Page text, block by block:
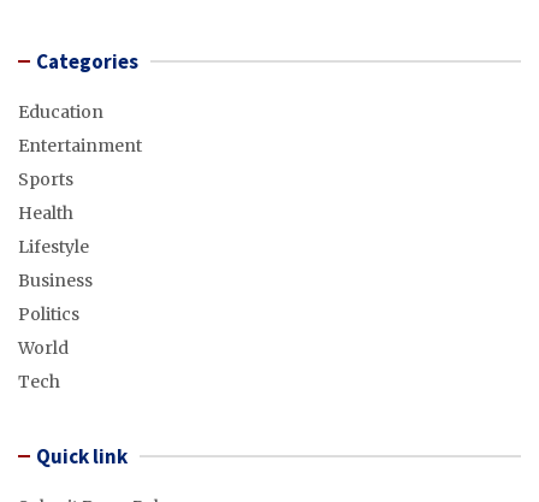
Categories
Education
Entertainment
Sports
Health
Lifestyle
Business
Politics
World
Tech
Quick link